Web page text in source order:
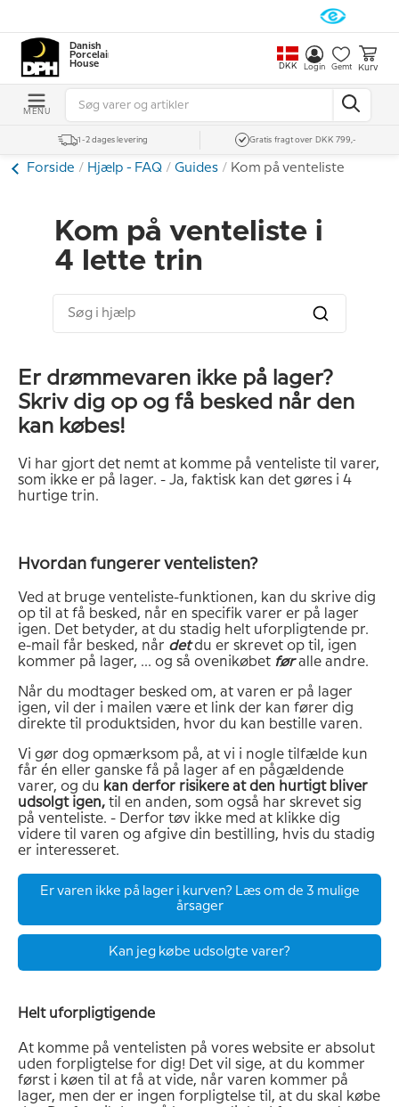
Danish
Porcelain
House
DKK Login Gemt Kurv
MENU
1-2 dages levering Gratis fragt over DKK 799,-
Forside Hjælp - FAQ Guides Kom på venteliste
Kom på venteliste i
4 lette trin
Er drømmevaren ikke på lager?
Skriv dig op og få besked når den
kan købes!
Vi har gjort det nemt at komme på venteliste til varer,
som ikke er på lager. - Ja, faktisk kan det gøres i 4
hurtige trin.
Hvordan fungerer ventelisten?
Ved at bruge venteliste-funktionen, kan du skrive dig
op til at få besked, når en specifik varer er på lager
igen. Det betyder, at du stadig helt uforpligtende pr.
e-mail får besked, når detdu er skrevet op til, igen
kommer på lager, ... og så ovenikøbet føralle andre.
Når du modtager besked om, at varen er på lager
igen, vil der i mailen være et link der kan fører dig
direkte til produktsiden, hvor du kan bestille varen.
Vi gør dog opmærksom på, at vi i nogle tilfælde kun
får én eller ganske få på lager af en pågældende
varer, og du kan derfor risikere at den hurtigt bliver
udsolgt igen, til en anden, som også har skrevet sig
på venteliste. - Derfor tøv ikke med at klikke dig
videre til varen og afgive din bestilling, hvis du stadig
er interesseret.
Er varen ikke på lager i kurven? Læs om de 3 mulige
årsager
Kan jeg købe udsolgte varer?
Helt uforpligtigende
At komme på ventelisten på vores website er absolut
uden forpligtelse for dig! Det vil sige, at du kommer
først i køen til at få at vide, når varen kommer på
lager, men der er ingen forpligtelse til, at du skal købe